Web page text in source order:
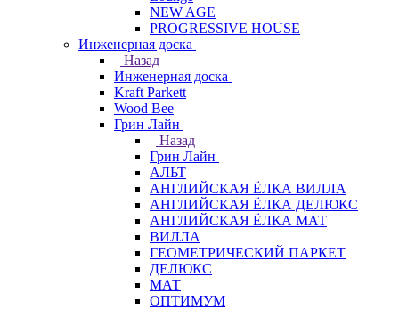
NEW AGE
PROGRESSIVE HOUSE
Инженерная доска
Назад
Инженерная доска
Kraft Parkett
Wood Bee
Грин Лайн
Назад
Грин Лайн
АЛЬТ
АНГЛИЙСКАЯ ЁЛКА ВИЛЛА
АНГЛИЙСКАЯ ЁЛКА ДЕЛЮКС
АНГЛИЙСКАЯ ЁЛКА МАТ
ВИЛЛА
ГЕОМЕТРИЧЕСКИЙ ПАРКЕТ
ДЕЛЮКС
МАТ
ОПТИМУМ